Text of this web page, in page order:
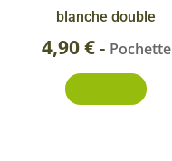
blanche double
4,90€- Pochette